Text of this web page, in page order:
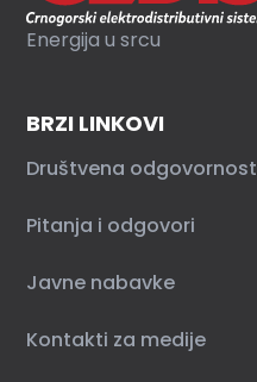
Energija u srcu
BRZI LINKOVI
Društvena odgovornost
Pitanja i odgovori
Javne nabavke
Kontakti za medije